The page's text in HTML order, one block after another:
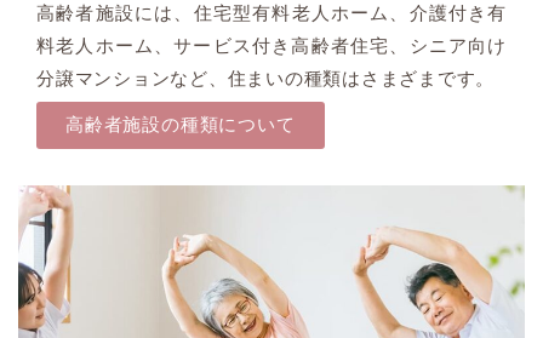
高齢者施設には、 住宅型有料老人ホーム、 介護付き有
料老人ホーム、サービス付き高齢者住宅、シニア向け
分譲マンションなど、住まいの種類はさまざまです。
高齢者施設の種類について